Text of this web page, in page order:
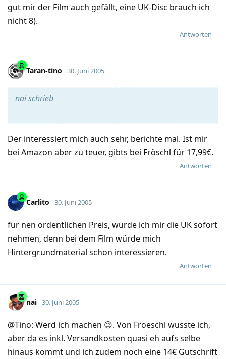
gut mir der Film auch gefällt, eine UK-Disc brauch ich
nicht 8).
Antworten
Taran-tino 30. Juni 2005
nai schrieb
Der interessiert mich auch sehr, berichte mal. Ist mir
bei Amazon aber zu teuer, gibts bei Fröschl für 17,99€.
Antworten
Carlito 30. Juni 2005
für nen ordentlichen Preis, würde ich mir die UK sofort
nehmen, denn bei dem Film würde mich
Hintergrundmaterial schon interessieren.
Antworten
nai 30. Juni 2005
@Tino: Werd ich machen 😉. Von Froeschl wusste ich,
aber da es inkl. Versandkosten quasi eh aufs selbe
hinaus kommt und ich zudem noch eine 14€ Gutschrift